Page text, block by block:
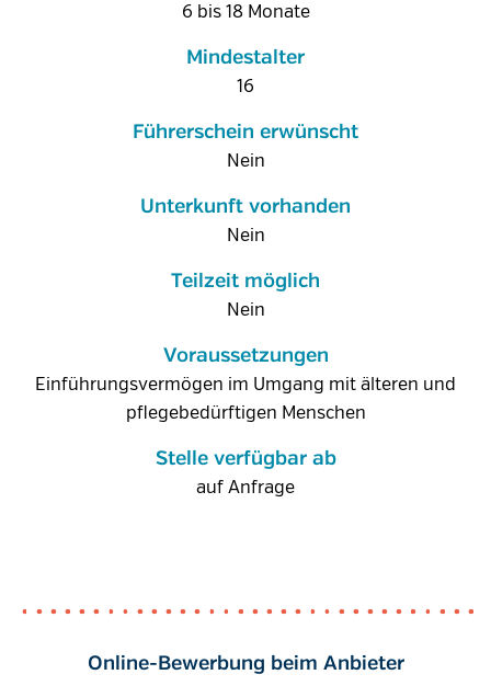
6 bis 18 Monate
Mindestalter
16
Führerschein erwünscht
Nein
Unterkunft vorhanden
Nein
Teilzeit möglich
Nein
Voraussetzungen
Einführungsvermögen im Umgang mit älteren und
pflegebedürftigen Menschen
Stelle verfügbar ab
auf Anfrage
Online-Bewerbung beim Anbieter